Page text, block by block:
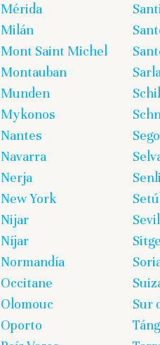
Mérida
Milán
Mont Saint Michel
Montauban
Munden
Mykonos
Nantes
Navarra
Nerja
New York
Nijar
Níjar
Normandía
Occitane
Olomouc
Oporto
Sur